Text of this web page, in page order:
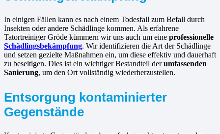
In einigen Fällen kann es nach einem Todesfall zum Befall durch
Insekten oder andere Schädlinge kommen. Als erfahrene
Tatortreiniger Gröde kümmern wir uns auch um eine professionelle
Schädlingsbekämpfung. Wir identifizieren die Art der Schädlinge
und setzen gezielte Maßnahmen ein, um diese effektiv und dauerhaft
zu beseitigen. Dies ist ein wichtiger Bestandteil derumfassenden
Sanierung, um den Ort vollständig wiederherzustellen.
Entsorgung kontaminierter
Gegenstände